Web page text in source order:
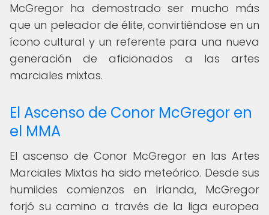
McGregor ha demostrado ser mucho más
que un peleador de élite, convirtiéndose en un
ícono cultural y un referente para una nueva
generación de aficionados a las artes
marciales mixtas.
El Ascenso de Conor McGregor en
el MMA
El ascenso de Conor McGregor en las Artes
Marciales Mixtas ha sido meteórico. Desde sus
humildes comienzos en Irlanda, McGregor
forjó su camino a través de la liga europea